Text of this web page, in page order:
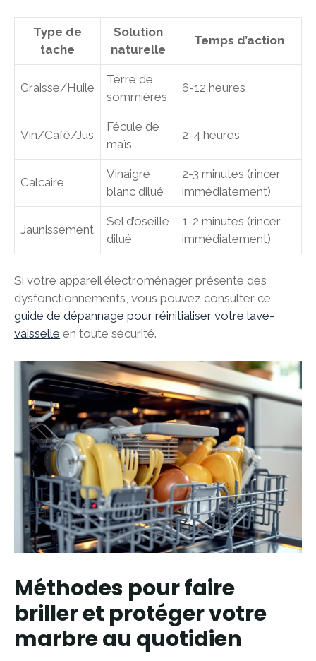
Type de
tache
Solution
naturelle
Temps d’action
Graisse/Huile
Terre de
sommières
6-12 heures
Vin/Café/Jus
Fécule de
maïs
2-4 heures
Calcaire
Vinaigre
blanc dilué
2-3 minutes (rincer
immédiatement)
Jaunissement
Sel d’oseille
dilué
1-2 minutes (rincer
immédiatement)
Si votre appareil électroménager présente des
dysfonctionnements, vous pouvez consulter ce
guide de dépannage pour réinitialiser votre lave-
vaisselle en toute sécurité.
Méthodes pour faire
briller et protéger votre
marbre au quotidien